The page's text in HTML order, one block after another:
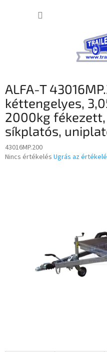
ALFA-T
kéttengelyes,
2000kg
síkplatós,
43016MP.200
A
Nincs értékelés Ugrás az